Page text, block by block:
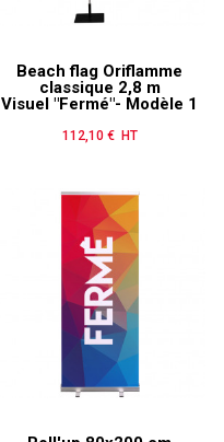
Beach flag Oriflamme
classique 2,8 m
Visuel "Fermé"- Modèle 1
Prix
112,10 € HT